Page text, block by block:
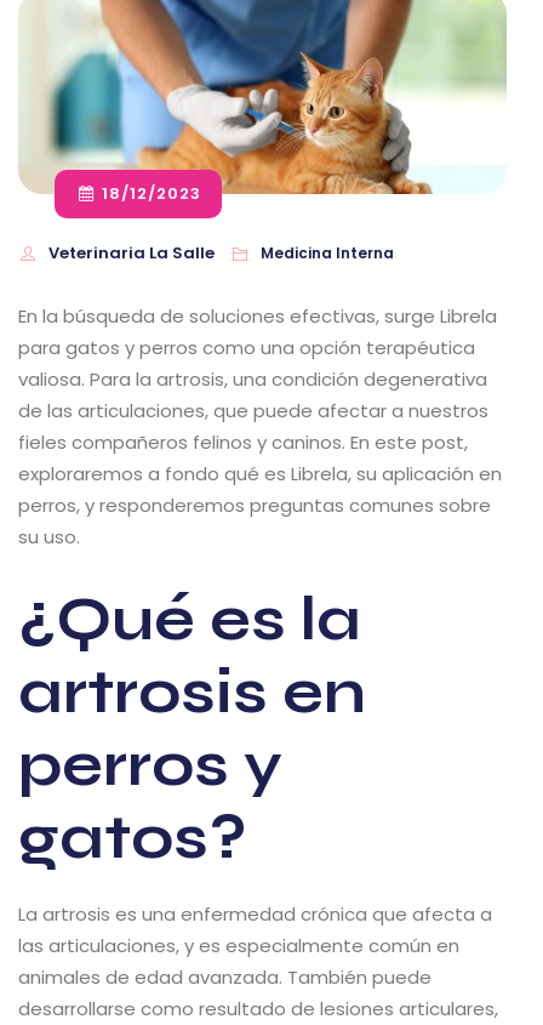
18/12/2023
Veterinaria La Salle Medicina Interna
En la búsqueda de soluciones efectivas, surge Librela
para gatos y perros como una opción terapéutica
valiosa. Para la artrosis, una condición degenerativa
de las articulaciones, que puede afectar a nuestros
fieles compañeros felinos y caninos. En este post,
exploraremos a fondo qué es Librela, su aplicación en
perros, y responderemos preguntas comunes sobre
su uso.
¿Qué es la
artrosis en
perros y
gatos?
La artrosis es una enfermedad crónica que afecta a
las articulaciones, y es especialmente común en
animales de edad avanzada. También puede
desarrollarse como resultado de lesiones articulares,